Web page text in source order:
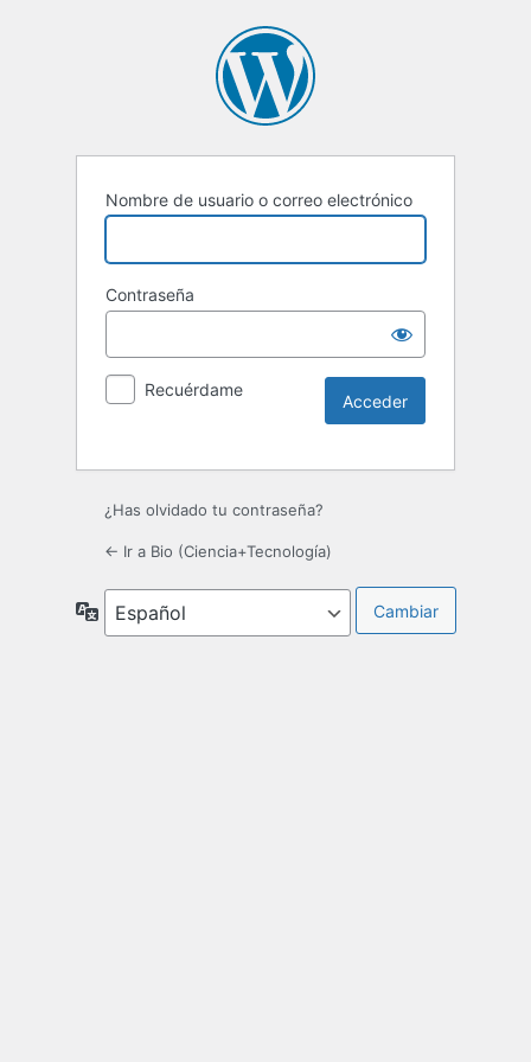
Nombre de usuario o correo electrónico
Contraseña
Recuérdame
¿Has olvidado tu contraseña?
← Ir a Bio (Ciencia+Tecnología)
Idioma